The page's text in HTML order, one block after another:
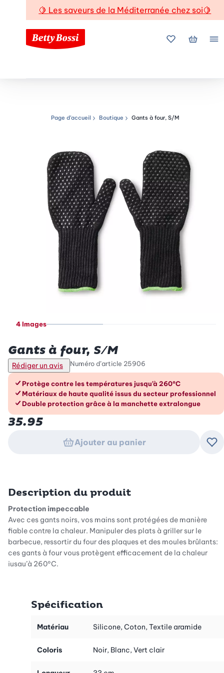
🍋 Les saveurs de la Méditerranée chez soi🍋
Mes favoris
Mon
Chemin de navigation
Page d’accueil Boutique Gants à four, S/M
4 Images
Gants à four, S/M
Rédiger un avis Numéro d’article 25906
Les avantages en un coup d’œil
Protège contre les températures jusqu’à 260°C
Matériaux de haute qualité issus du secteur professionnel
Double protection grâce à la manchette extralongue
35.95
Ajouter au panier
Description du produit
Protection impeccable
Avec ces gants noirs, vos mains sont protégées de manière
fiable contre la chaleur. Manipuler des plats à griller sur le
barbecue, ressortir du four des plaques et des moules brûlants:
ces gants à four vous protègent efficacement de la chaleur
jusqu’à 260°C.
partir de matériaux de haute qualité issus du secteur
constituée à 100% de coton blanc. L’extérieur est composé
manière fiable contre la chaleur. Un set idéal à utiliser pour les
Spécification
Matériau Silicone, Coton, Textile aramide
Coloris Noir, Blanc, Vert clair